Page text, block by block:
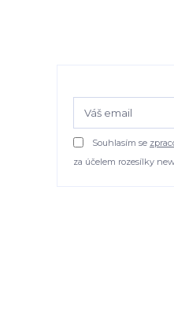
Souhlasím se
za účelem rozesílky